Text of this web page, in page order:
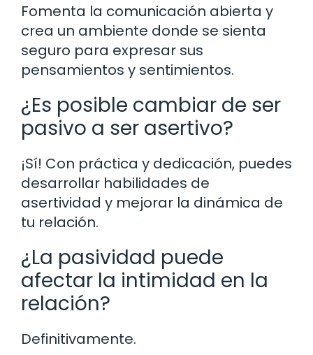
Fomenta la comunicación abierta y
crea un ambiente donde se sienta
seguro para expresar sus
pensamientos y sentimientos.
¿Es posible cambiar de ser
pasivo a ser asertivo?
¡Sí! Con práctica y dedicación, puedes
desarrollar habilidades de
asertividad y mejorar la dinámica de
tu relación.
¿La pasividad puede
afectar la intimidad en la
relación?
Definitivamente.